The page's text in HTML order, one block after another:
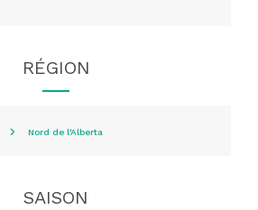
RÉGION
Nord de l'Alberta
SAISON